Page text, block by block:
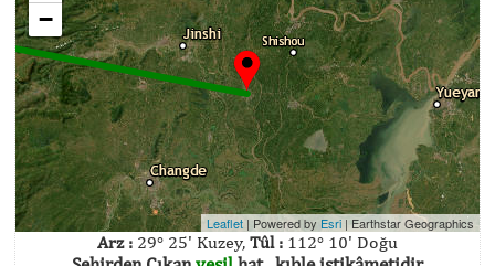
−
Leaflet | Powered by Esri | Earthstar Geographics
Arz : 29° 25' Kuzey, Tûl : 112° 10' Doğu